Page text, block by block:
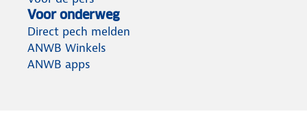
Voor onderweg
Direct pech melden
ANWB Winkels
ANWB apps